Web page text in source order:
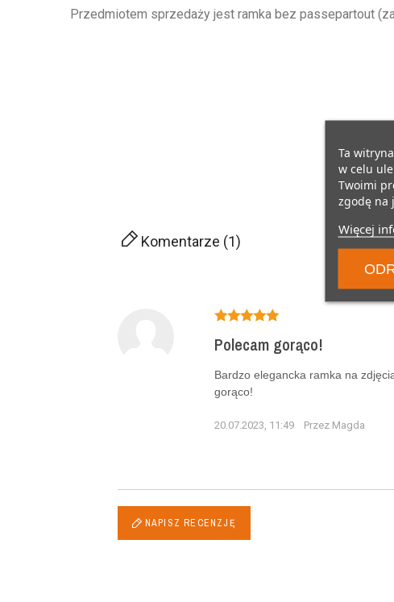
Przedmiotem sprzedaży jest ramka bez passepartout
Komentarze (1)
Polecam gorąco!
Bardzo elegancka ramka na
gorąco!
20.07.2023, 11:49 Przez Magda
NAPISZ RECENZJĘ
Ta
w celu
Twoimi
zgodę na
Więcej